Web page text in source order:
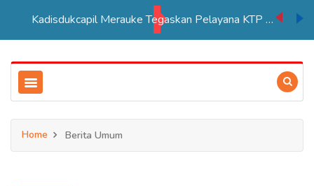
Kadisdukcapil Merauke Tegaskan Pelayana KTP Sesuai SOP
Home Berita Umum